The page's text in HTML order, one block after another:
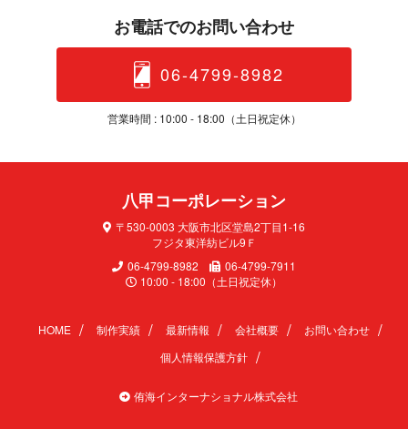
お電話でのお問 い 合 わ せ
06-4799-8982
営業時間 : 10:00 - 18:00（土日 祝 定 休 ）
八甲コーポレ ー シ ョ ン
〒530-0003 大阪市北区堂島2丁目1-16
フジタ東洋紡ビル9Ｆ
06-4799-8982
06-4799-7911
10:00 - 18:00（土日祝定休）
HOME 制作実績 最新情報 会社概要
お問い合わせ
個人情報保護方針
侑海インターナショナル株式会社